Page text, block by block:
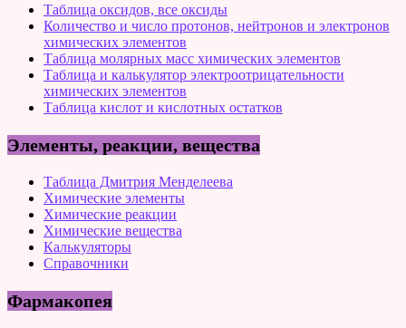
Таблица оксидов, все оксиды
Количество и число протонов, нейтронов и электронов
химических элементов
Таблица молярных масс химических элементов
Таблица и калькулятор электроотрицательности
химических элементов
Таблица кислот и кислотных остатков
Элементы, реакции, вещества
Таблица Дмитрия Менделеева
Химические элементы
Химические реакции
Химические вещества
Калькуляторы
Справочники
Фармакопея